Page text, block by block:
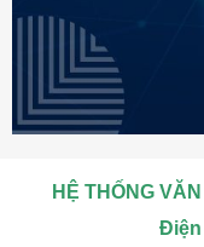
HỆ THỐNG
Điện